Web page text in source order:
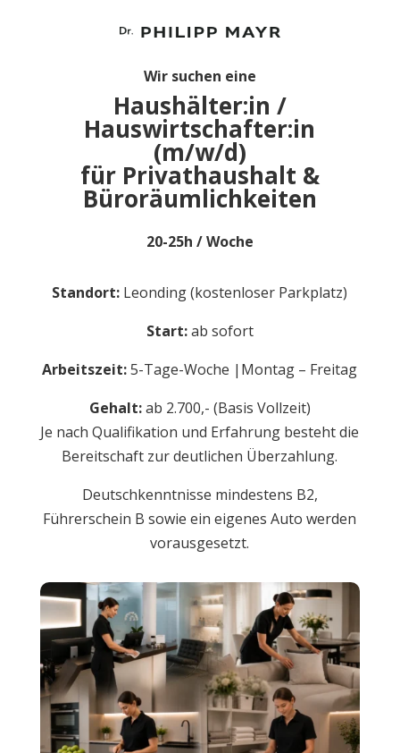
Wir suchen eine
Haushälter:in /
Hauswirtschafter:in
(m/w/d)
für Privathaushalt &
Büroräumlichkeiten
20-25h / Woche
Standort: Leonding (kostenloser Parkplatz)
Start:ab sofort
Arbeitszeit:5-Tage-Woche |Montag – Freitag
Gehalt:ab 2.700,- (Basis Vollzeit)
Je nach Qualifikation und Erfahrung besteht die
Bereitschaft zur deutlichen Überzahlung.
Deutschkenntnisse mindestens B2,
Führerschein B sowie ein eigenes Auto werden
vorausgesetzt.